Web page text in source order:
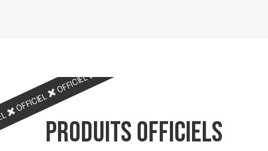
OFFICIEL
OFFICIEL
PRODUITS OFFICIELS